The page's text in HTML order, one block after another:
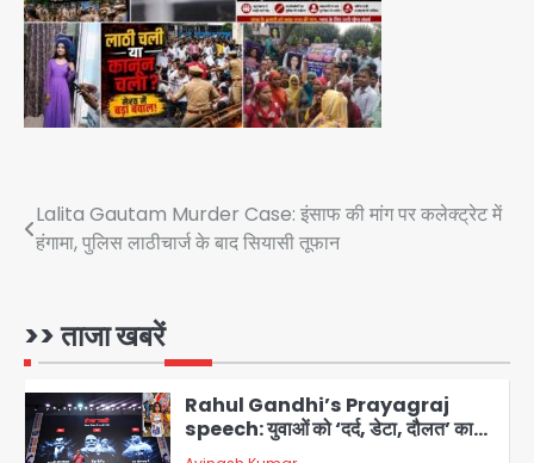
Post
navigation
Lalita Gautam Murder Case: इंसाफ की मांग पर कलेक्ट्रेट में
हंगामा, पुलिस लाठीचार्ज के बाद सियासी तूफान
>> ताजा खबरें
4
सुदर्शन शक्ति-वी अभ्यास में मॉक आॅपरेशन
Team JHJ
5
Team JHJ
1
Rahul Gandhi’s Prayagraj
speech: युवाओं को ‘दर्द, डेटा, दौलत’ का
संदेश, बीजेपी का वार